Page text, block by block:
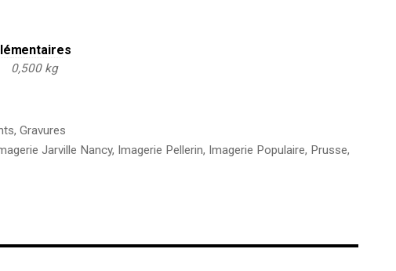
0,500 kg
, Gravures
Jarville Nancy, Imagerie Pellerin, Imagerie Populaire, Prusse,